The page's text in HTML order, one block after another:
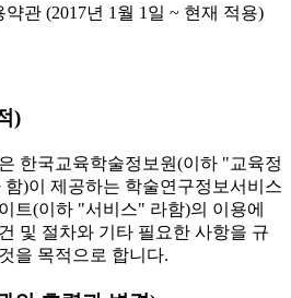
관 (2017년 1월 1일 ~ 현재 적용)
)
한국교육학술정보원(이하 "교육정
함)이 제공하는 학술연구정보서비스
트(이하 "서비스" 라함)의 이용에
및 절차와 기타 필요한 사항을 규
을 목적으로 합니다.